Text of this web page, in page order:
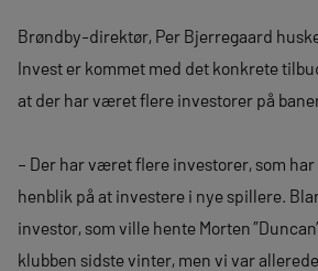
Brøndby-direktør, Per Bjerregaard
Invest er kommet med det konkrete
at der har været flere investorer på
– Der har været flere investorer, som
henblik på at investere i nye spillere.
investor, som ville hente Morten
klubben sidste vinter, men vi var